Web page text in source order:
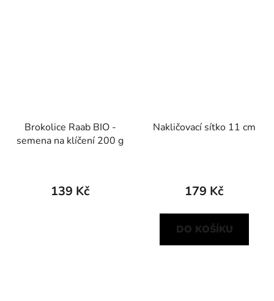
Brokolice Raab BIO -
semena na klíčení 200 g
139 Kč
Nakličovací sítko 11 cm
179 Kč
DO KOŠÍKU